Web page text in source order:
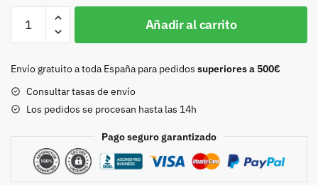
FILETEADOR
REGULABLE
Añadir al carrito
Envío gratuito a toda España para pedidos superiores a 500€
Consultar tasas de envío
Los pedidos se procesan hasta las 14h
Pago seguro garantizado